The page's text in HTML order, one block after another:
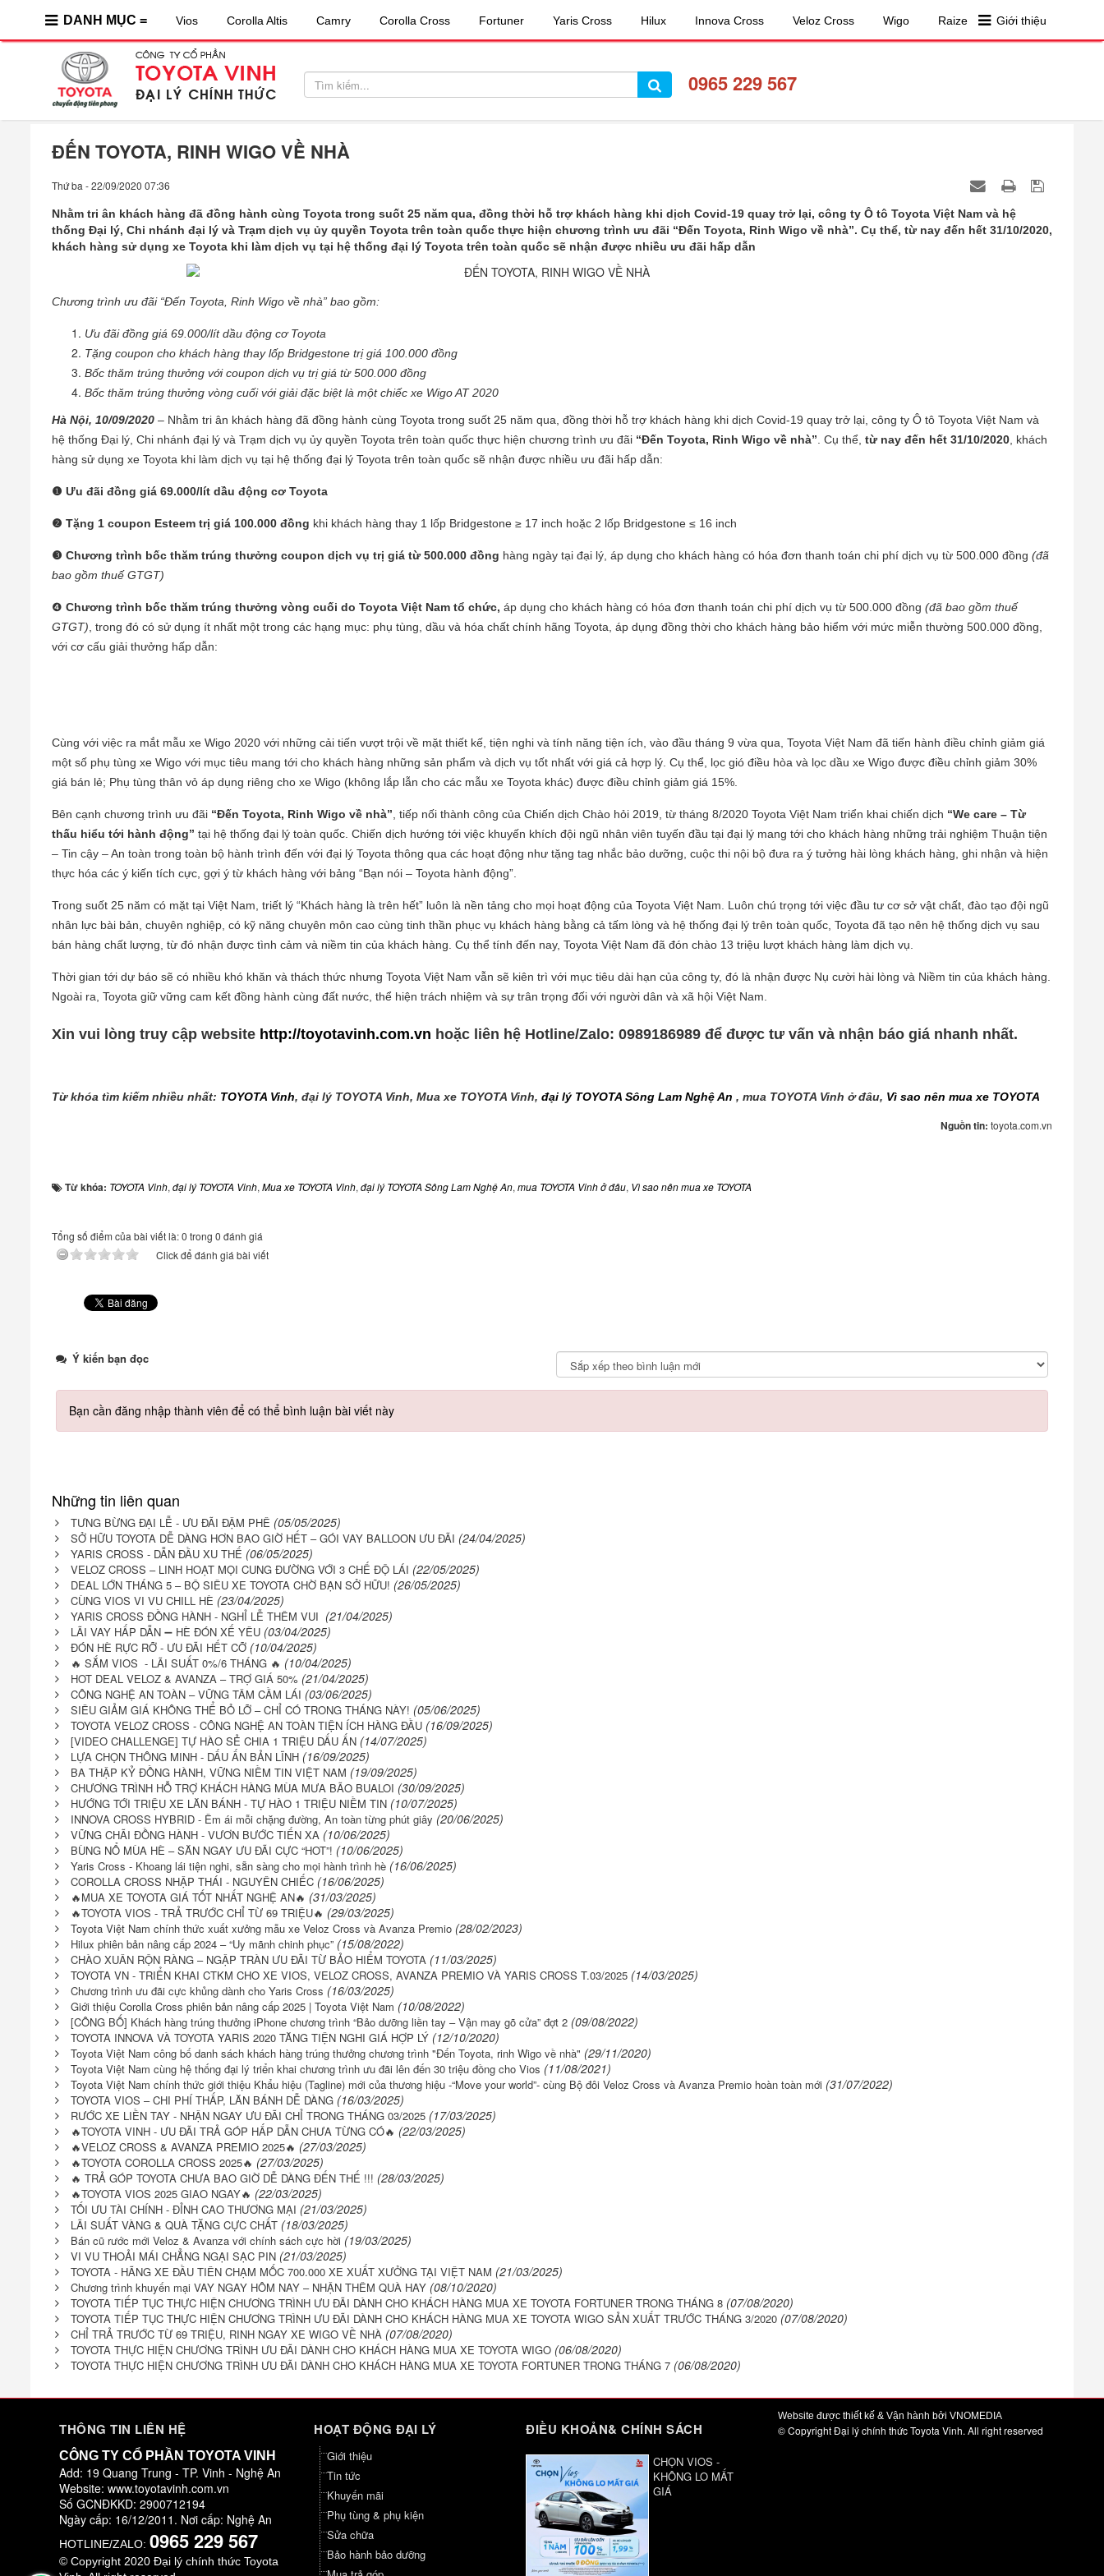
DANH MỤC = Vios Corolla Altis Camry Corolla Cross Fortuner Yaris Cross Hilux Innova Cross Veloz Cross Wigo Raize Giới thiệu
0965 229 567
ĐẾN TOYOTA, RINH WIGO VỀ NHÀ
Thứ ba - 22/09/2020 07:36
Nhằm tri ân khách hàng đã đồng hành cùng Toyota trong suốt 25 năm qua, đồng thời hỗ trợ khách hàng khi dịch Covid-19 quay trở lại, công ty Ô tô Toyota Việt Nam và hệ
thống Đại lý, Chi nhánh đại lý và Trạm dịch vụ ủy quyền Toyota trên toàn quốc thực hiện chương trình ưu đãi “Đến Toyota, Rinh Wigo về nhà”. Cụ thể, từ nay đến hết 31/10/2020,
khách hàng sử dụng xe Toyota khi làm dịch vụ tại hệ thống đại lý Toyota trên toàn quốc sẽ nhận được nhiều ưu đãi hấp dẫn
Chương trình ưu đãi “Đến Toyota, Rinh Wigo về nhà” bao gồm:
Ưu đãi đồng giá 69.000/lít dầu động cơ Toyota
Tặng coupon cho khách hàng thay lốp Bridgestone trị giá 100.000 đồng
Bốc thăm trúng thưởng với coupon dịch vụ trị giá từ 500.000 đồng
Bốc thăm trúng thưởng vòng cuối với giải đặc biệt là một chiếc xe Wigo AT 2020
Hà Nội, 10/09/2020 – Nhằm tri ân khách hàng đã đồng hành cùng Toyota trong suốt 25 năm qua, đồng thời hỗ trợ khách hàng khi dịch Covid-19 quay trở lại, công ty Ô tô Toyota Việt Nam và
hệ thống Đại lý, Chi nhánh đại lý và Trạm dịch vụ ủy quyền Toyota trên toàn quốc thực hiện chương trình ưu đãi “Đến Toyota, Rinh Wigo về nhà”. Cụ thể, từ nay đến hết 31/10/2020, khách
hàng sử dụng xe Toyota khi làm dịch vụ tại hệ thống đại lý Toyota trên toàn quốc sẽ nhận được nhiều ưu đãi hấp dẫn:
❶ Ưu đãi đồng giá 69.000/lít dầu động cơ Toyota
❷ Tặng 1 coupon Esteem trị giá 100.000 đồng khi khách hàng thay 1 lốp Bridgestone ≥ 17 inch hoặc 2 lốp Bridgestone ≤ 16 inch
❸ Chương trình bốc thăm trúng thưởng coupon dịch vụ trị giá từ 500.000 đồng hàng ngày tại đại lý, áp dụng cho khách hàng có hóa đơn thanh toán chi phí dịch vụ từ 500.000 đồng (đã
bao gồm thuế GTGT)
❹ Chương trình bốc thăm trúng thưởng vòng cuối do Toyota Việt Nam tổ chức, áp dụng cho khách hàng có hóa đơn thanh toán chi phí dịch vụ từ 500.000 đồng (đã bao gồm thuế
GTGT), trong đó có sử dụng ít nhất một trong các hạng mục: phụ tùng, dầu và hóa chất chính hãng Toyota, áp dụng đồng thời cho khách hàng bảo hiểm với mức miễn thường 500.000 đồng,
với cơ cấu giải thưởng hấp dẫn:
Cùng với việc ra mắt mẫu xe Wigo 2020 với những cải tiến vượt trội về mặt thiết kế, tiện nghi và tính năng tiện ích, vào đầu tháng 9 vừa qua, Toyota Việt Nam đã tiến hành điều chỉnh giảm giá
một số phụ tùng xe Wigo với mục tiêu mang tới cho khách hàng những sản phẩm và dịch vụ tốt nhất với giá cả hợp lý. Cụ thể, lọc gió điều hòa và lọc dầu xe Wigo được điều chỉnh giảm 30%
giá bán lẻ; Phụ tùng thân vỏ áp dụng riêng cho xe Wigo (không lắp lẫn cho các mẫu xe Toyota khác) được điều chỉnh giảm giá 15%.
Bên cạnh chương trình ưu đãi “Đến Toyota, Rinh Wigo về nhà”, tiếp nối thành công của Chiến dịch Chào hỏi 2019, từ tháng 8/2020 Toyota Việt Nam triển khai chiến dịch “We care – Từ
thấu hiểu tới hành động” tại hệ thống đại lý toàn quốc. Chiến dịch hướng tới việc khuyến khích đội ngũ nhân viên tuyến đầu tại đại lý mang tới cho khách hàng những trải nghiệm Thuận tiện
– Tin cậy – An toàn trong toàn bộ hành trình đến với đại lý Toyota thông qua các hoạt động như tặng tag nhắc bảo dưỡng, cuộc thi nội bộ đưa ra ý tưởng hài lòng khách hàng, ghi nhận và hiện
thực hóa các ý kiến tích cực, gợi ý từ khách hàng với bảng “Bạn nói – Toyota hành động”.
Trong suốt 25 năm có mặt tại Việt Nam, triết lý “Khách hàng là trên hết” luôn là nền tảng cho mọi hoạt động của Toyota Việt Nam. Luôn chú trọng tới việc đầu tư cơ sở vật chất, đào tạo đội ngũ
nhân lực bài bản, chuyên nghiệp, có kỹ năng chuyên môn cao cùng tinh thần phục vụ khách hàng bằng cả tấm lòng và hệ thống đại lý trên toàn quốc, Toyota đã tạo nên hệ thống dịch vụ sau
bán hàng chất lượng, từ đó nhận được tình cảm và niềm tin của khách hàng. Cụ thể tính đến nay, Toyota Việt Nam đã đón chào 13 triệu lượt khách hàng làm dịch vụ.
Thời gian tới dự báo sẽ có nhiều khó khăn và thách thức nhưng Toyota Việt Nam vẫn sẽ kiên trì với mục tiêu dài hạn của công ty, đó là nhận được Nụ cười hài lòng và Niềm tin của khách hàng.
Ngoài ra, Toyota giữ vững cam kết đồng hành cùng đất nước, thể hiện trách nhiệm và sự trân trọng đối với người dân và xã hội Việt Nam.
Xin vui lòng truy cập website http://toyotavinh.com.vn hoặc liên hệ Hotline/Zalo: 0989186989 để được tư vấn và nhận báo giá nhanh nhất.
Từ khóa tìm kiếm nhiều nhất: TOYOTA Vinh, đại lý TOYOTA Vinh, Mua xe TOYOTA Vinh, đại lý TOYOTA Sông Lam Nghệ An , mua TOYOTA Vinh ở đâu, Vì sao nên mua xe TOYOTA
Nguồn tin: toyota.com.vn
Từ khóa: TOYOTA Vinh, đại lý TOYOTA Vinh, Mua xe TOYOTA Vinh, đại lý TOYOTA Sông Lam Nghệ An, mua TOYOTA Vinh ở đâu, Vì sao nên mua xe TOYOTA
Tổng số điểm của bài viết là: 0 trong 0 đánh giá
Click để đánh giá bài viết
Ý kiến bạn đọc
Bạn cần đăng nhập thành viên để có thể bình luận bài viết này
Những tin liên quan
TƯNG BỪNG ĐẠI LỄ - ƯU ĐÃI ĐẬM PHÊ (05/05/2025)
SỞ HỮU TOYOTA DỄ DÀNG HƠN BAO GIỜ HẾT – GÓI VAY BALLOON ƯU ĐÃI (24/04/2025)
YARIS CROSS - DẪN ĐẦU XU THẾ (06/05/2025)
VELOZ CROSS – LINH HOẠT MỌI CUNG ĐƯỜNG VỚI 3 CHẾ ĐỘ LÁI (22/05/2025)
DEAL LỚN THÁNG 5 – BỘ SIÊU XE TOYOTA CHỜ BẠN SỞ HỮU! (26/05/2025)
CÙNG VIOS VI VU CHILL HÈ (23/04/2025)
YARIS CROSS ĐỒNG HÀNH - NGHỈ LỄ THÊM VUI (21/04/2025)
LÃI VAY HẤP DẪN ➖ HÈ ĐÓN XẾ YÊU (03/04/2025)
ĐÓN HÈ RỰC RỠ - ƯU ĐÃI HẾT CỠ (10/04/2025)
🔥 SẮM VIOS - LÃI SUẤT 0%/6 THÁNG 🔥 (10/04/2025)
HOT DEAL VELOZ & AVANZA – TRỢ GIÁ 50% (21/04/2025)
CÔNG NGHỆ AN TOÀN – VỮNG TÂM CẦM LÁI (03/06/2025)
SIÊU GIẢM GIÁ KHÔNG THỂ BỎ LỠ – CHỈ CÓ TRONG THÁNG NÀY! (05/06/2025)
TOYOTA VELOZ CROSS - CÔNG NGHỆ AN TOÀN TIỆN ÍCH HÀNG ĐẦU (16/09/2025)
[VIDEO CHALLENGE] TỰ HÀO SẺ CHIA 1 TRIỆU DẤU ẤN (14/07/2025)
LỰA CHỌN THÔNG MINH - DẤU ẤN BẢN LĨNH (16/09/2025)
BA THẬP KỶ ĐỒNG HÀNH, VỮNG NIỀM TIN VIỆT NAM (19/09/2025)
CHƯƠNG TRÌNH HỖ TRỢ KHÁCH HÀNG MÙA MƯA BÃO BUALOI (30/09/2025)
HƯỚNG TỚI TRIỆU XE LĂN BÁNH - TỰ HÀO 1 TRIỆU NIỀM TIN (10/07/2025)
INNOVA CROSS HYBRID - Êm ái mỗi chặng đường, An toàn từng phút giây (20/06/2025)
VỮNG CHÃI ĐỒNG HÀNH - VƯƠN BƯỚC TIẾN XA (10/06/2025)
BÙNG NỔ MÙA HÈ – SĂN NGAY ƯU ĐÃI CỰC “HOT”! (10/06/2025)
Yaris Cross - Khoang lái tiện nghi, sẵn sàng cho mọi hành trình hè (16/06/2025)
COROLLA CROSS NHẬP THÁI - NGUYÊN CHIẾC (16/06/2025)
🔥MUA XE TOYOTA GIÁ TỐT NHẤT NGHỆ AN🔥 (31/03/2025)
🔥TOYOTA VIOS - TRẢ TRƯỚC CHỈ TỪ 69 TRIỆU🔥 (29/03/2025)
Toyota Việt Nam chính thức xuất xưởng mẫu xe Veloz Cross và Avanza Premio (28/02/2023)
Hilux phiên bản nâng cấp 2024 – “Uy mãnh chinh phục” (15/08/2022)
CHÀO XUÂN RỘN RÀNG – NGẬP TRÀN ƯU ĐÃI TỪ BẢO HIỂM TOYOTA (11/03/2025)
TOYOTA VN - TRIỂN KHAI CTKM CHO XE VIOS, VELOZ CROSS, AVANZA PREMIO VÀ YARIS CROSS T.03/2025 (14/03/2025)
Chương trình ưu đãi cực khủng dành cho Yaris Cross (16/03/2025)
Giới thiệu Corolla Cross phiên bản nâng cấp 2025 | Toyota Việt Nam (10/08/2022)
[CÔNG BỐ] Khách hàng trúng thưởng iPhone chương trình “Bảo dưỡng liền tay – Vận may gõ cửa” đợt 2 (09/08/2022)
TOYOTA INNOVA VÀ TOYOTA YARIS 2020 TĂNG TIỆN NGHI GIÁ HỢP LÝ (12/10/2020)
Toyota Việt Nam công bố danh sách khách hàng trúng thưởng chương trình "Đến Toyota, rinh Wigo về nhà" (29/11/2020)
Toyota Việt Nam cùng hệ thống đại lý triển khai chương trình ưu đãi lên đến 30 triệu đồng cho Vios (11/08/2021)
Toyota Việt Nam chính thức giới thiệu Khẩu hiệu (Tagline) mới của thương hiệu -“Move your world”- cùng Bộ đôi Veloz Cross và Avanza Premio hoàn toàn mới (31/07/2022)
TOYOTA VIOS – CHI PHÍ THẤP, LĂN BÁNH DỄ DÀNG (16/03/2025)
RƯỚC XE LIỀN TAY - NHẬN NGAY ƯU ĐÃI CHỈ TRONG THÁNG 03/2025 (17/03/2025)
🔥TOYOTA VINH - ƯU ĐÃI TRẢ GÓP HẤP DẪN CHƯA TỪNG CÓ🔥 (22/03/2025)
🔥VELOZ CROSS & AVANZA PREMIO 2025🔥 (27/03/2025)
🔥TOYOTA COROLLA CROSS 2025🔥 (27/03/2025)
🔥 TRẢ GÓP TOYOTA CHƯA BAO GIỜ DỄ DÀNG ĐẾN THẾ !!! (28/03/2025)
🔥TOYOTA VIOS 2025 GIAO NGAY🔥 (22/03/2025)
TỐI ƯU TÀI CHÍNH - ĐỈNH CAO THƯƠNG MẠI (21/03/2025)
LÃI SUẤT VÀNG & QUÀ TẶNG CỰC CHẤT (18/03/2025)
Bán cũ rước mới Veloz & Avanza với chính sách cực hời (19/03/2025)
VI VU THOẢI MÁI CHẲNG NGẠI SẠC PIN (21/03/2025)
TOYOTA - HÃNG XE ĐẦU TIÊN CHẠM MỐC 700.000 XE XUẤT XƯỞNG TẠI VIỆT NAM (21/03/2025)
Chương trình khuyến mại VAY NGAY HÔM NAY – NHẬN THÊM QUÀ HAY (08/10/2020)
TOYOTA TIẾP TỤC THỰC HIỆN CHƯƠNG TRÌNH ƯU ĐÃI DÀNH CHO KHÁCH HÀNG MUA XE TOYOTA FORTUNER TRONG THÁNG 8 (07/08/2020)
TOYOTA TIẾP TỤC THỰC HIỆN CHƯƠNG TRÌNH ƯU ĐÃI DÀNH CHO KHÁCH HÀNG MUA XE TOYOTA WIGO SẢN XUẤT TRƯỚC THÁNG 3/2020 (07/08/2020)
CHỈ TRẢ TRƯỚC TỪ 69 TRIỆU, RINH NGAY XE WIGO VỀ NHÀ (07/08/2020)
TOYOTA THỰC HIỆN CHƯƠNG TRÌNH ƯU ĐÃI DÀNH CHO KHÁCH HÀNG MUA XE TOYOTA WIGO (06/08/2020)
TOYOTA THỰC HIỆN CHƯƠNG TRÌNH ƯU ĐÃI DÀNH CHO KHÁCH HÀNG MUA XE TOYOTA FORTUNER TRONG THÁNG 7 (06/08/2020)
THÔNG TIN LIÊN HỆ
CÔNG TY CỔ PHẦN TOYOTA VINH
Add: 19 Quang Trung - TP. Vinh - Nghệ An
Website: www.toyotavinh.com.vn
Số GCNĐKKD: 2900712194
Ngày cấp: 16/12/2011. Nơi cấp: Nghệ An
HOTLINE/ZALO: 0965 229 567
© Copyright 2020 Đại lý chính thức Toyota
HOẠT ĐỘNG ĐẠI LÝ
Giới thiệu
Tin tức
Khuyến mãi
Phụ tùng & phụ kiện
Sửa chữa
Bảo hành bảo dưỡng
ĐIỀU KHOẢN& CHÍNH SÁCH
CHỌN VIOS -
KHÔNG LO MẤT
GIÁ
Website được thiết kế & Vận hành bởi VNOMEDIA
© Copyright Đại lý chính thức Toyota Vinh. All right reserved